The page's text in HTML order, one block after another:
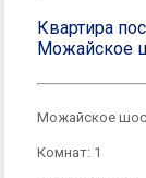
Квартира
Можайское
Можайское
Комнат: 1